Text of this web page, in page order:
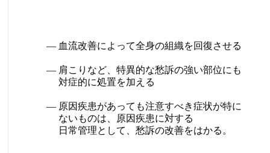
血流改善によって全身の組織を回復させる
肩こりなど、特異的な愁訴の強い部位にも
対症的に処置を加える
原因疾患があっても注意すべき症状が特に
ないものは、原因疾患に対する
日常管理として、愁訴の改善をはかる。